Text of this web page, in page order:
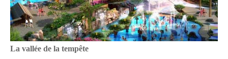
La vallée de la tempête